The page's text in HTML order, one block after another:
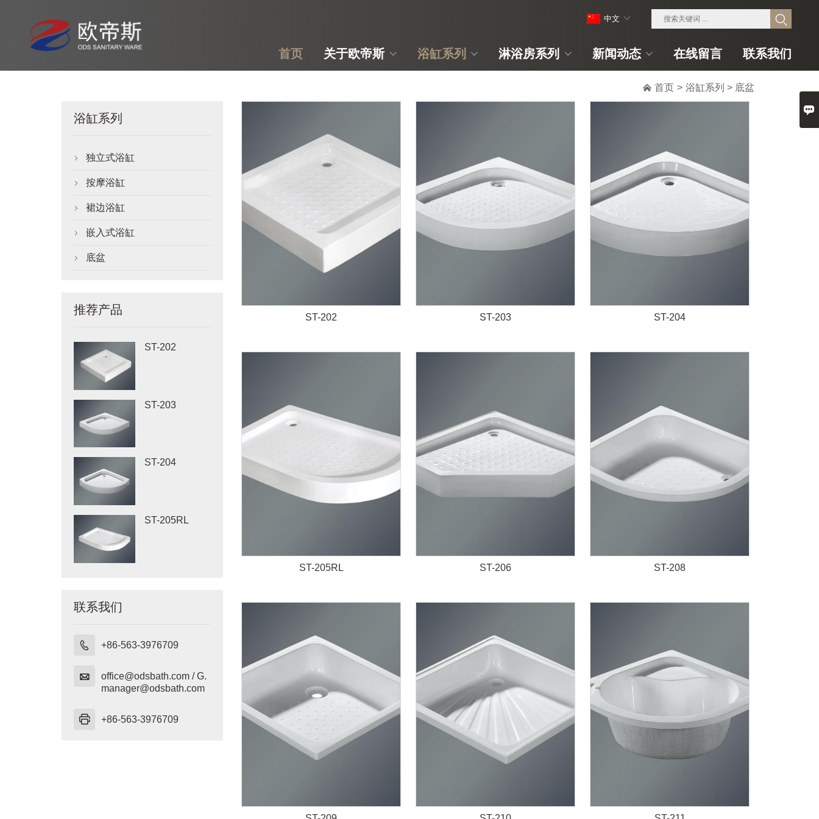
首页 关于欧帝斯 浴缸系列 淋浴房系列 新闻动态 在线留言 联系我们
中文
 首页 > 浴缸系列 > 底盆
浴缸系列
 独立式浴缸
 按摩浴缸
 裙边浴缸
 嵌入式浴缸
 底盆
推荐产品
ST-202
ST-203
ST-204
ST-205RL
联系我们
 +86-563-3976709

office@odsbath.com / G.
manager@odsbath.com
 +86-563-3976709
ST-202 ST-203 ST-204
ST-205RL ST-206 ST-208
